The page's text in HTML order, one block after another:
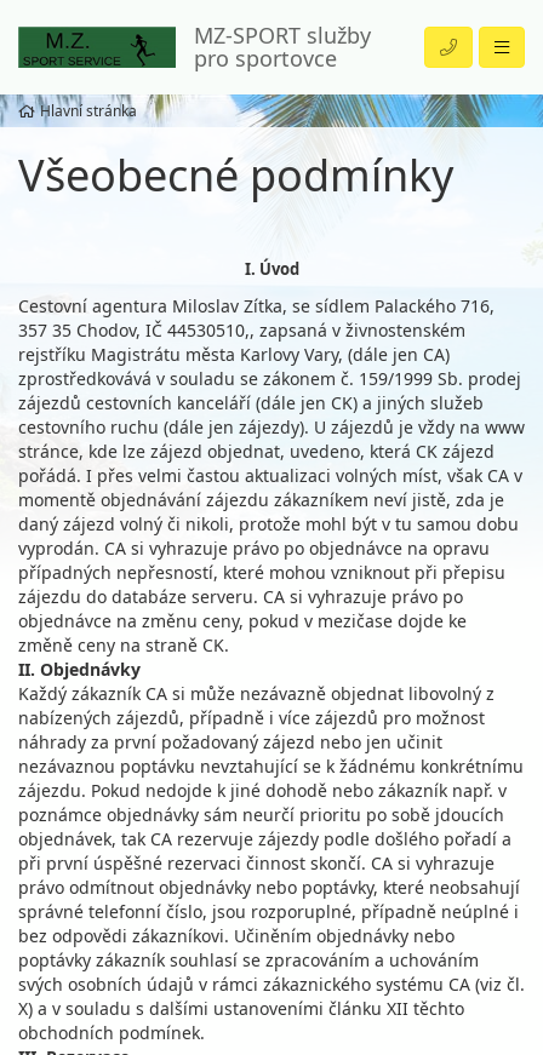
MZ-SPORT služby
pro sportovce
Hlavní stránka
Všeobecné podmínky
I. Úvod
Cestovní agentura Miloslav Zítka, se sídlem Palackého 716,
357 35 Chodov, IČ 44530510,, zapsaná v živnostenském
rejstříku Magistrátu města Karlovy Vary, (dále jen CA)
zprostředkovává v souladu se zákonem č. 159/1999 Sb. prodej
zájezdů cestovních kanceláří (dále jen CK) a jiných služeb
cestovního ruchu (dále jen zájezdy). U zájezdů je vždy na www
stránce, kde lze zájezd objednat, uvedeno, která CK zájezd
pořádá. I přes velmi častou aktualizaci volných míst, však CA v
momentě objednávání zájezdu zákazníkem neví jistě, zda je
daný zájezd volný či nikoli, protože mohl být v tu samou dobu
vyprodán. CA si vyhrazuje právo po objednávce na opravu
případných nepřesností, které mohou vzniknout při přepisu
zájezdu do databáze serveru. CA si vyhrazuje právo po
objednávce na změnu ceny, pokud v mezičase dojde ke
změně ceny na straně CK.
II. Objednávky
Každý zákazník CA si může nezávazně objednat libovolný z
nabízených zájezdů, případně i více zájezdů pro možnost
náhrady za první požadovaný zájezd nebo jen učinit
nezávaznou poptávku nevztahující se k žádnému konkrétnímu
zájezdu. Pokud nedojde k jiné dohodě nebo zákazník např. v
poznámce objednávky sám neurčí prioritu po sobě jdoucích
objednávek, tak CA rezervuje zájezdy podle došlého pořadí a
při první úspěšné rezervaci činnost skončí. CA si vyhrazuje
právo odmítnout objednávky nebo poptávky, které neobsahují
správné telefonní číslo, jsou rozporuplné, případně neúplné i
bez odpovědi zákazníkovi. Učiněním objednávky nebo
poptávky zákazník souhlasí se zpracováním a uchováním
svých osobních údajů v rámci zákaznického systému CA (viz čl.
X) a v souladu s dalšími ustanoveními článku XII těchto
obchodních podmínek.